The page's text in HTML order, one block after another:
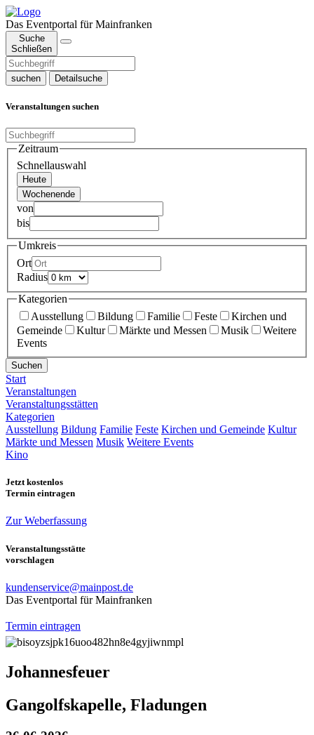
Das Eventportal für Mainfranken
Suche
Schließen
suchen Detailsuche
Veranstaltungen suchen
Zeitraum
Schnellauswahl
Heute
Wochenende
von
bis
Umkreis
Ort
Radius
Kategorien
Ausstellung
Bildung Familie Feste
Kirchen und
Gemeinde
Kultur Märkte und Messen Musik
Weitere
Events
Suchen
Start
Veranstaltungen
Veranstaltungsstätten
Kategorien
Ausstellung Bildung Familie Feste Kirchen und Gemeinde Kultur
Märkte und Messen Musik Weitere Events
Kino
Jetzt kostenlos
Termin eintragen
Zur Weberfassung
Veranstaltungsstätte
vorschlagen
kundenservice@mainpost.de
Das Eventportal für Mainfranken
Termin eintragen
Johannesfeuer
Gangolfskapelle, Fladungen